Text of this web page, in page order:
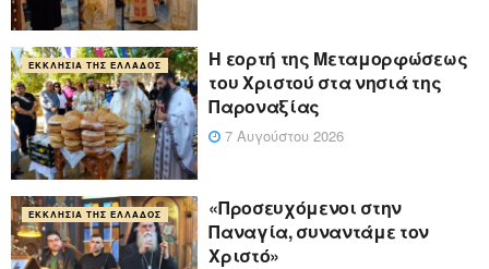
ΕΚΚΛΗΣΊΑ ΤΗΣ ΕΛΛΆΔΟΣ
Η εορτή της Μεταμορφώσεως
του Χριστού στα νησιά της
Παροναξίας
7 Αυγούστου 2026
ΕΚΚΛΗΣΊΑ ΤΗΣ ΕΛΛΆΔΟΣ
«Προσευχόμενοι στην
Παναγία, συναντάμε τον
Χριστό»